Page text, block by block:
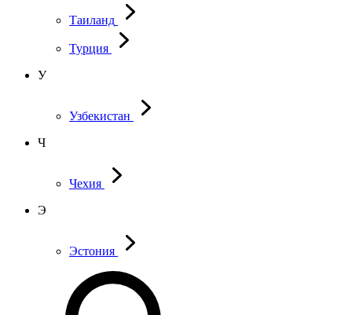
Таиланд
Турция
У
Узбекистан
Ч
Чехия
Э
Эстония